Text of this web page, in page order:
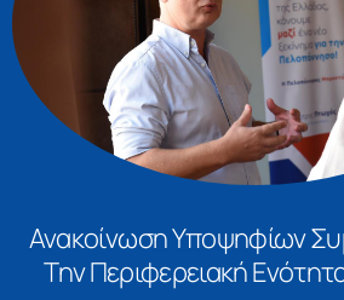
Ανακοίνωση Υποψηφίων
Την Περιφερειακή